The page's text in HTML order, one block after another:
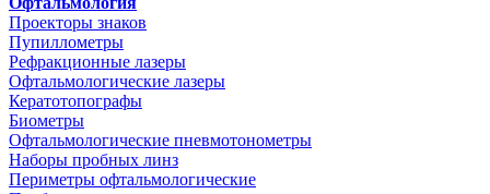
Проекторы знаков
Пупиллометры
Рефракционные лазеры
Офтальмологические лазеры
Кератотопографы
Биометры
Офтальмологические пневмотонометры
Наборы пробных линз
Периметры офтальмологические